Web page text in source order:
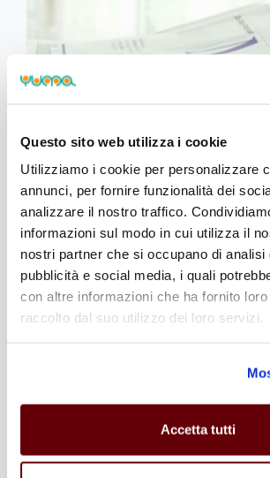
Questo sito web utilizza i cookie
Utilizziamo i cookie per personalizzare
annunci, per fornire funzionalità dei
analizzare il nostro traffico.
informazioni sul modo in cui utilizza il
nostri partner che si occupano di analisi
pubblicità e social media, i quali
con altre informazioni che ha fornito
raccolto dal suo utilizzo dei loro servizi.
Accetta tutti
Rassegna stampa del
2023
Data: 27 ott 2023
Con la presente Vi
Risoluzione